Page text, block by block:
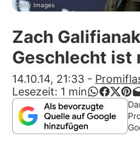
Alle Themen
App
Getty Images
Zach
Geschlecht ist
14.10.14, 21:33 -
Lesezeit: 1 min